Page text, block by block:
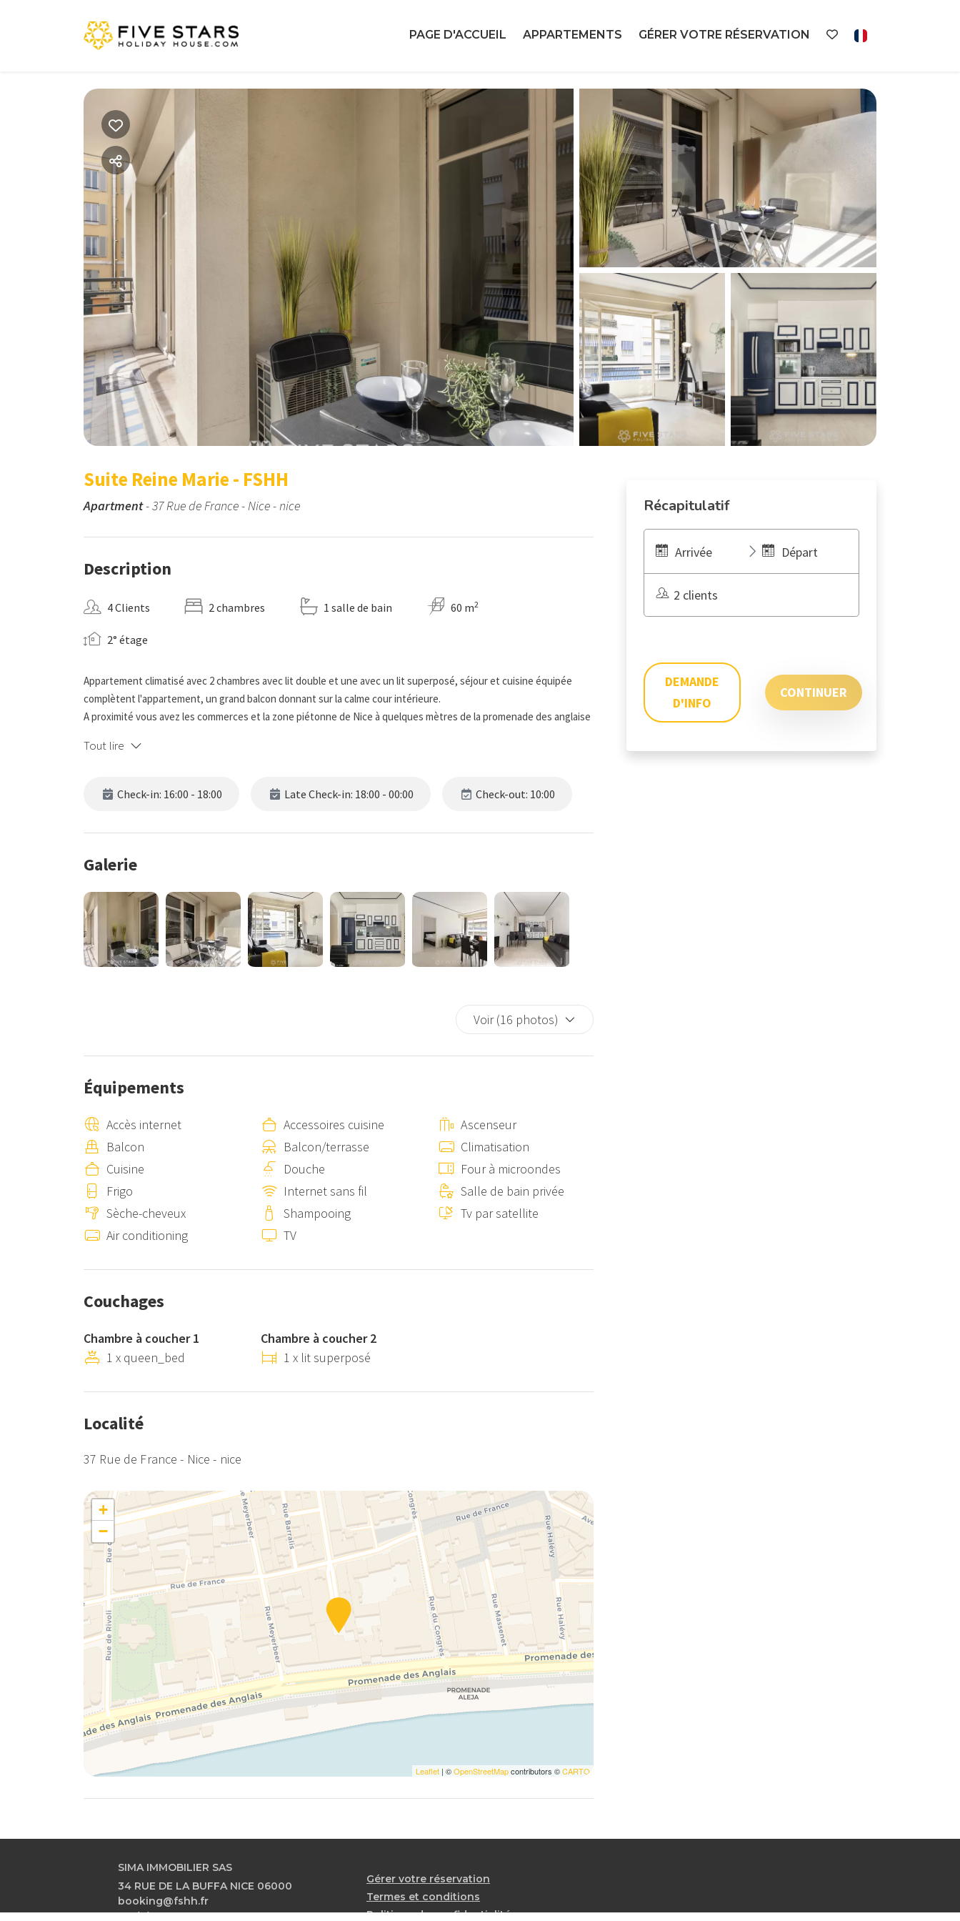
PAGE D'ACCUEIL APPARTEMENTS GÉRER VOTRE RÉSERVATION
Suite Reine Marie - FSHH
Apartment- 37 Rue de France - Nice - nice
Description
4 Clients 2 chambres 1 salle de bain 60 m2
2° étage
Appartement climatisé avec 2 chambres avec lit double et une avec un lit superposé, séjour et cuisine équipée
complètent l'appartement, un grand balcon donnant sur la calme cour intérieure.
A proximité vous avez les commerces et la zone piétonne de Nice à quelques mètres de la promenade des anglaise
Tout lire
Check-in: 16:00 - 18:00 Late Check-in: 18:00 - 00:00 Check-out: 10:00
Galerie
Voir (16 photos)
Équipements
Accès internet Accessoires cuisine
Ascenseur
Balcon
Balcon/terrasse
Climatisation
Cuisine
Douche
Four à microondes
Frigo
Internet sans fil
Salle de bain privée
Sèche-cheveux
Shampooing
Tv par satellite
Air conditioning
TV
Couchages
Chambre à coucher 1
1 x queen_bed
Chambre à coucher 2
1 x lit superposé
Localité
37 Rue de France - Nice - nice
+
−
Leaflet | ©OpenStreetMapcontributors ©CARTO
Récapitulatif
Arrivée Départ
2 clients
DEMANDE
D'INFO
CONTINUER
SIMA IMMOBILIER SAS
34 RUE DE LA BUFFA NICE 06000
booking@fshh.fr
+33(0) 4 97 08 30 82
Gérer votre réservation
Termes et conditions
Politique de confidentialité